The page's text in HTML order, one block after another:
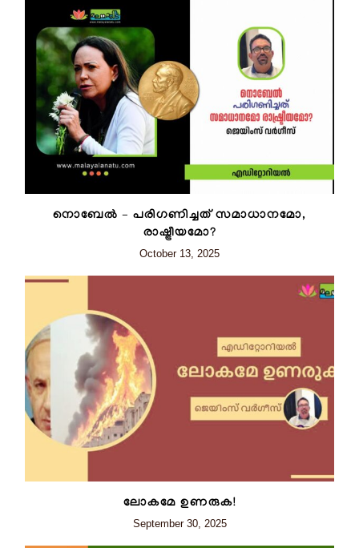
നൊബേൽ – പരിഗണിച്ചത് സമാധാനമോ,
രാഷ്ട്രീയമോ?
October 13, 2025
ലോകമേ ഉണരുക!
September 30, 2025